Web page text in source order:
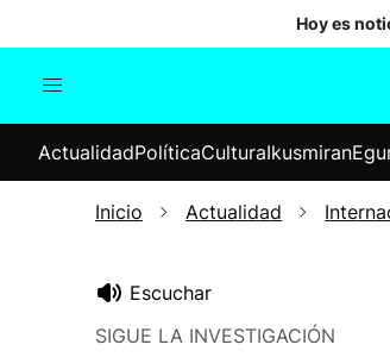
Hoy es
Internacional
Elecciones
ActualidadPolíticaCulturaIkusmiran
Inicio Actualidad
Escuchar
SIGUE LA INVESTIGACIÓN